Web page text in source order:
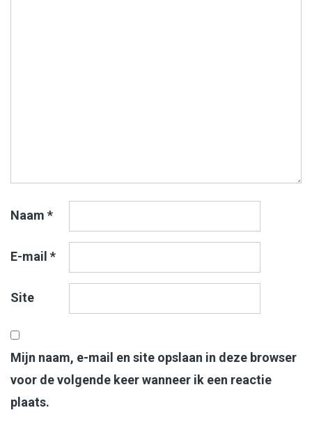
Naam *
E-mail *
Site
Mijn naam, e-mail en site opslaan in deze browser
voor de volgende keer wanneer ik een reactie
plaats.